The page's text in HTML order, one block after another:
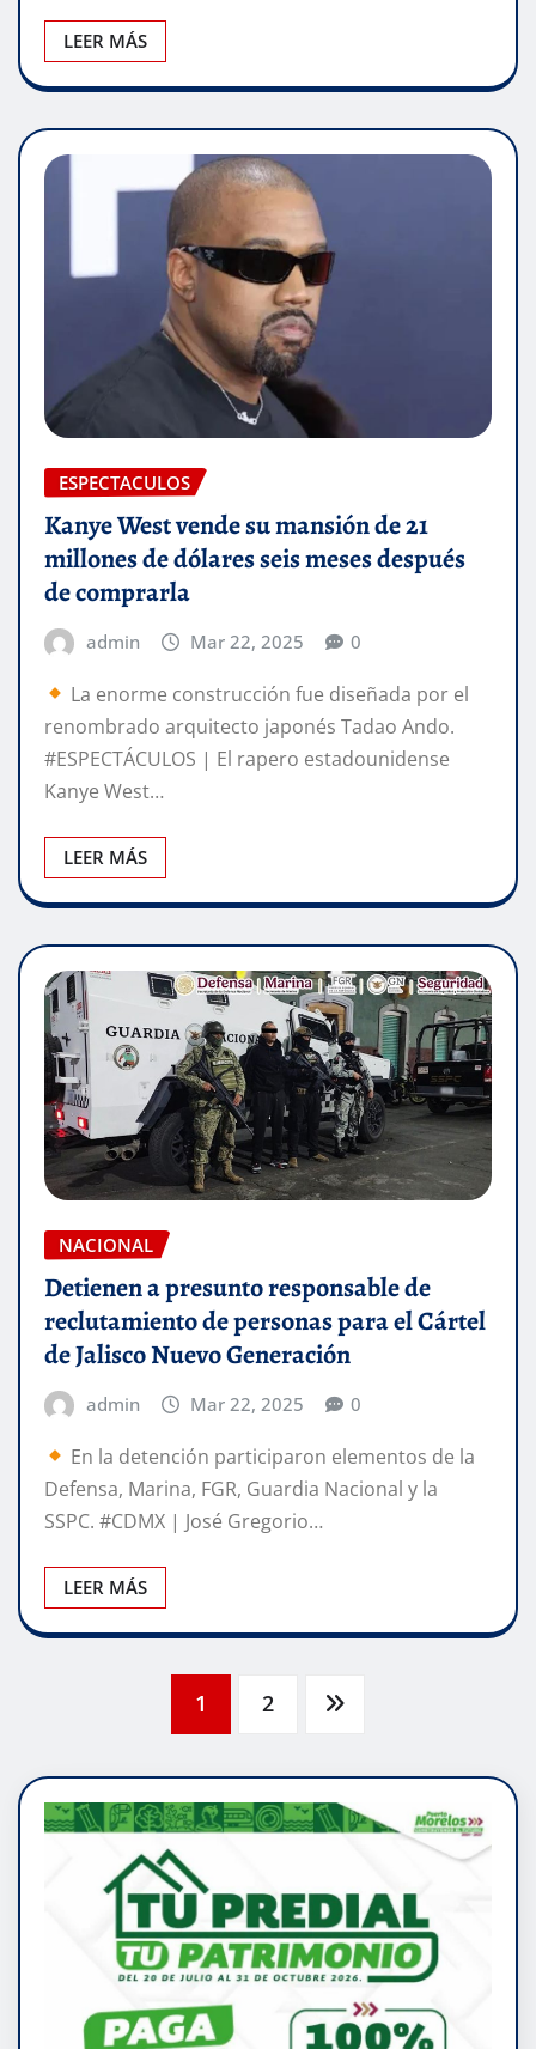
LEER MÁS
ESPECTACULOS
Kanye West vende su mansión de 21
millones de dólares seis meses después
de comprarla
admin Mar 22, 2025 0
La enorme construcción fue diseñada por el
renombrado arquitecto japonés Tadao Ando.
#ESPECTÁCULOS | El rapero estadounidense
Kanye West…
LEER MÁS
NACIONAL
Detienen a presunto responsable de
reclutamiento de personas para el Cártel
de Jalisco Nuevo Generación
admin Mar 22, 2025 0
En la detención participaron elementos de la
Defensa, Marina, FGR, Guardia Nacional y la
SSPC. #CDMX | José Gregorio…
LEER MÁS
Paginación
de
entradas
1 2